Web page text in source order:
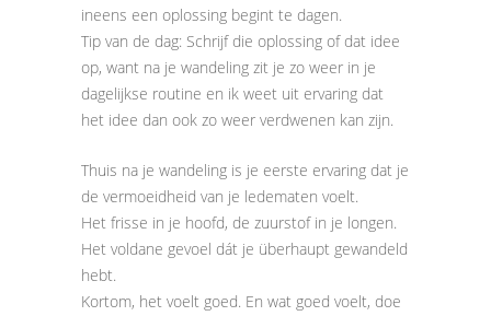
ineens een oplossing begint te dagen.
Tip van de dag: Schrijf die oplossing of dat idee
op, want na je wandeling zit je zo weer in je
dagelijkse routine en ik weet uit ervaring dat
het idee dan ook zo weer verdwenen kan zijn.
Thuis na je wandeling is je eerste ervaring dat je
de vermoeidheid van je ledematen voelt.
Het frisse in je hoofd, de zuurstof in je longen.
Het voldane gevoel dát je überhaupt gewandeld
hebt.
Kortom, het voelt goed. En wat goed voelt, doe